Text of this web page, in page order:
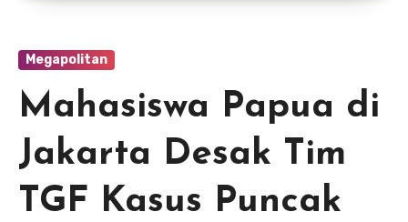
Megapolitan
Mahasiswa Papua di
Jakarta Desak Tim
TGF Kasus Puncak